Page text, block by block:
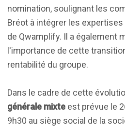
nomination, soulignant les
Bréot à intégrer les
de Qwamplify. Il a également
l'importance de cette
rentabilité du groupe.
Dans le cadre de cette
générale mixte est prévue le
9h30 au siège social de la